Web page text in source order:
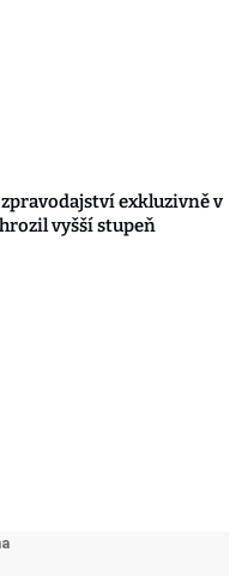
exkluzivně v
vyšší stupeň